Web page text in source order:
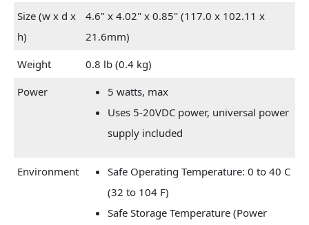
Size (w x d x
h)
4.6" x 4.02" x 0.85" (117.0 x 102.11 x
21.6mm)
Weight
0.8 lb (0.4 kg)
Power
5 watts, max
Uses 5-20VDC power, universal power
supply included
Environment
Safe Operating Temperature: 0 to 40 C
(32 to 104 F)
Safe Storage Temperature (Power